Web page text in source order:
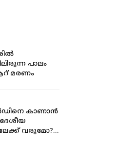
പാലം
മരണം
കാണാൻ
ദേശീയ
വരുമോ?